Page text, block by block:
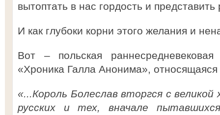
вытоптать в нас гордость и
И как глубоки корни этого желания и
Вот – польская
«Хроника Галла Анонима», относящаяся
«...Король Болеслав вторгся с
русских и тех, вначале